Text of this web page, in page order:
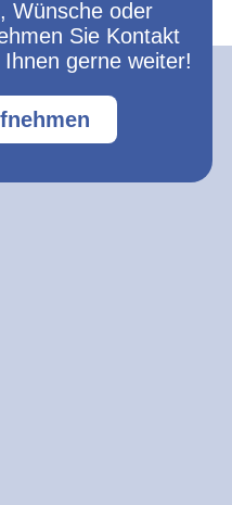
Wünsche oder
Sie Kontakt
gerne weiter!